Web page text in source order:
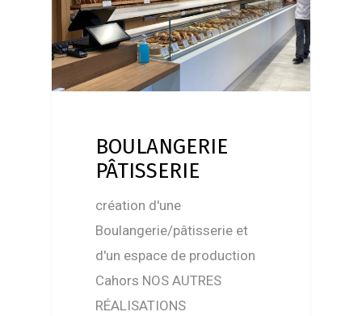
BOULANGERIE
PÂTISSERIE
création d'une
Boulangerie/pâtisserie et
d'un espace de production
Cahors NOS AUTRES
RÉALISATIONS